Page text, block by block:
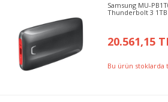
Samsung MU-
Thunderbolt 3 1TB
20.561,15
Bu ürün stoklarda